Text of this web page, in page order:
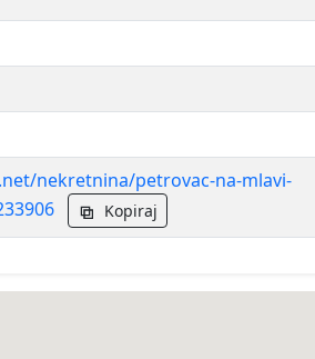
nekretnina/petrovac-na-mlavi-
Kopiraj